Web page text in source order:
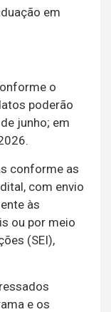
em
o
poderão
junho; em
conforme as
com envio
às
ou por meio
(SEI),
e os